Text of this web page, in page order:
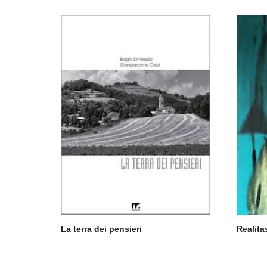
La terra dei pensieri